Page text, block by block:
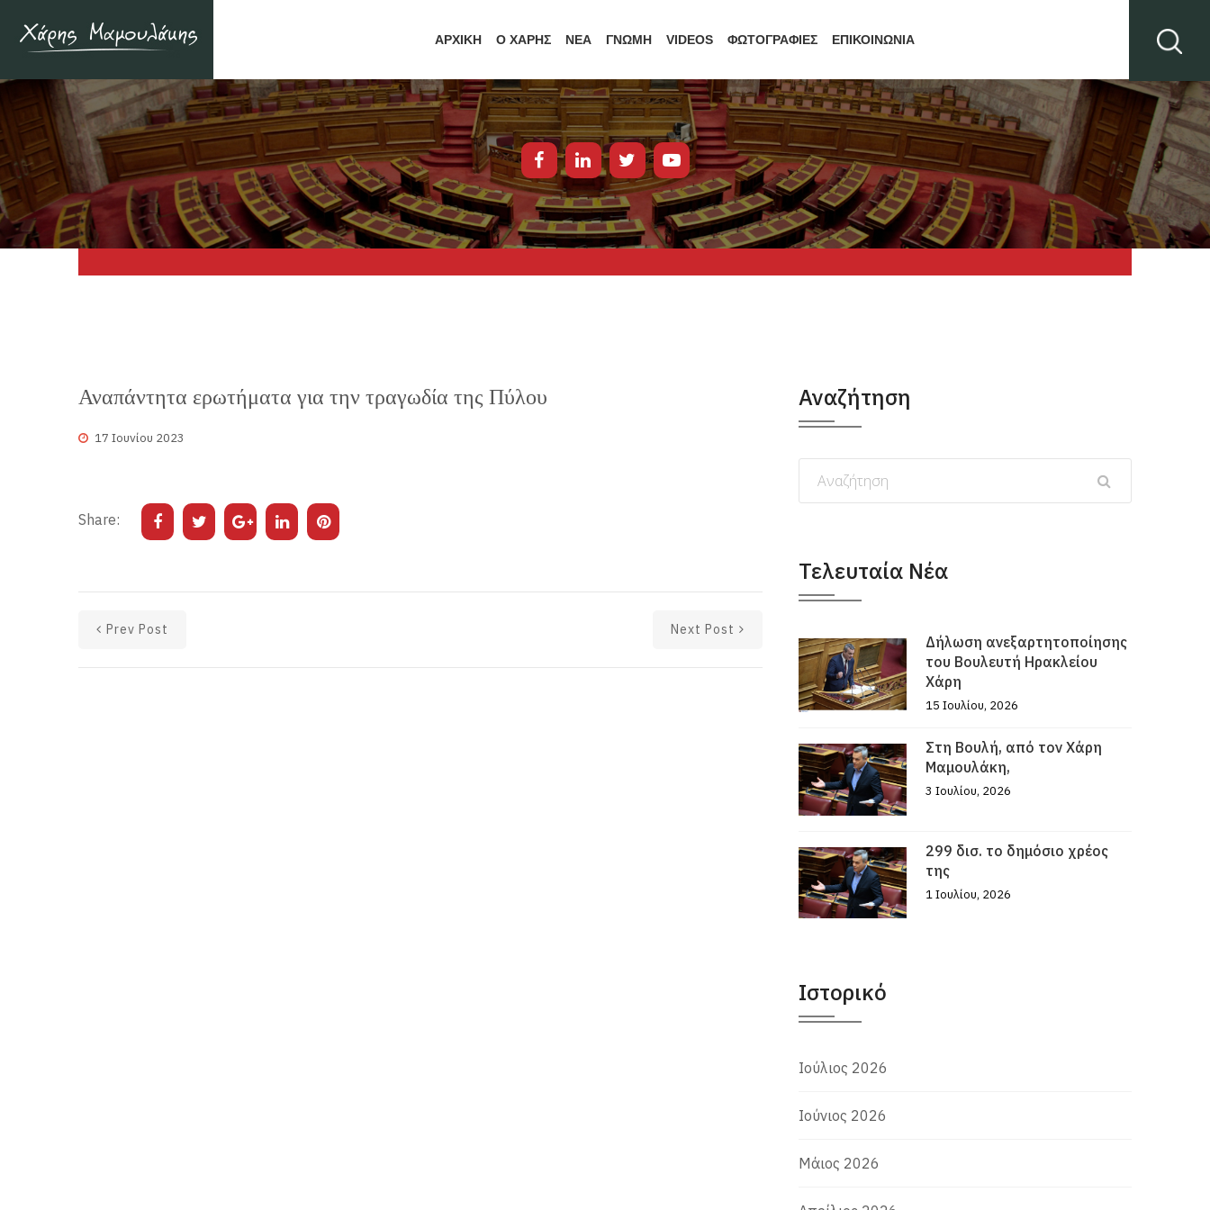
ΑΡΧΙΚΗ Ο ΧΑΡΗΣ ΝΕΑ ΓΝΩΜΗ VIDEOS ΦΩΤΟΓΡΑΦΙΕΣ ΕΠΙΚΟΙΝΩΝΙΑ
Αναπάντητα ερωτήματα για την τραγωδία της Πύλου
17 Ιουνίου 2023
Share:
Prev Post Next Post
Αναζήτηση
Τελευταία Νέα
Δήλωση ανεξαρτητοποίησης
του Βουλευτή Ηρακλείου
Χάρη
15 Ιουλίου, 2026
Στη Βουλή, από τον Χάρη
Μαμουλάκη,
3 Ιουλίου, 2026
299 δισ. το δημόσιο χρέος
της
1 Ιουλίου, 2026
Ιστορικό
Ιούλιος 2026
Ιούνιος 2026
Μάιος 2026